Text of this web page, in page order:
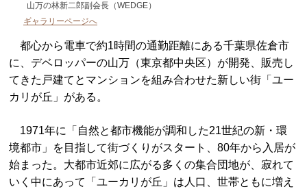
山万の林新二郎副会長（WEDGE）
ギャラリーページへ
都心から電車で約1時間の通勤距離にある千葉県佐倉市
に、デベロッパーの山万（東京都中央区）が開発、販売し
てきた戸建てとマンションを組み合わせた新しい街「ユー
カリが丘」がある。
1971年に「自然と都市機能が調和した21世紀の新・環
境都市」を目指して街づくりがスタート、80年から入居が
始まった。大都市近郊に広がる多くの集合団地が、寂れて
いく中にあって「ユーカリが丘」は人口、世帯ともに増え